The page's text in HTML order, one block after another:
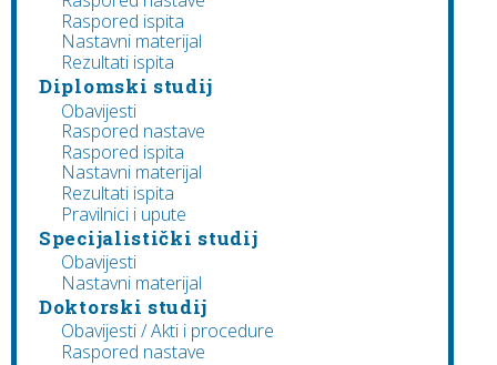
Raspored ispita
Nastavni materijal
Rezultati ispita
Diplomski studij
Obavijesti
Raspored nastave
Raspored ispita
Nastavni materijal
Rezultati ispita
Pravilnici i upute
Specijalistički studij
Obavijesti
Nastavni materijal
Doktorski studij
Obavijesti / Akti i procedure
Raspored nastave